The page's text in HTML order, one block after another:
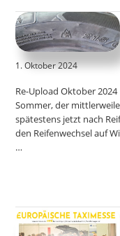
1. Oktober 2024
Re-Upload Oktober
Sommer, der
spätestens jetzt nach
den Reifenwechsel auf
…